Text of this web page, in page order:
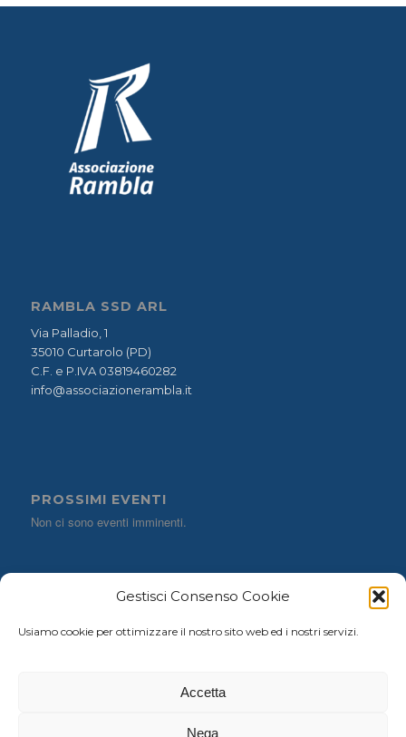
Gestisci Consenso Cookie
Usiamo cookie per ottimizzare il nostro sito web ed i nostri servizi.
Accetta
Nega
RAMBLA SSD ARL
Via Palladio, 1
35010 Curtarolo (PD)
C.F. e P.IVA 03819460282
info@associazionerambla.it
PROSSIMI EVENTI
Non ci sono eventi imminenti.
CERCA NEL SITO